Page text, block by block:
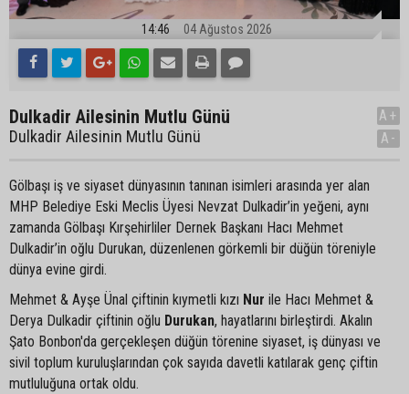
14:46 04 Ağustos 2026
Dulkadir Ailesinin Mutlu Günü
Dulkadir Ailesinin Mutlu Günü
A+
A-
Gölbaşı iş ve siyaset dünyasının tanınan isimleri arasında yer alan
MHP Belediye Eski Meclis Üyesi Nevzat Dulkadir’in yeğeni, aynı
zamanda Gölbaşı Kırşehirliler Dernek Başkanı Hacı Mehmet
Dulkadir’in oğlu Durukan, düzenlenen görkemli bir düğün töreniyle
dünya evine girdi.
Mehmet & Ayşe Ünal çiftinin kıymetli kızı Nur ile Hacı Mehmet &
Derya Dulkadir çiftinin oğlu Durukan, hayatlarını birleştirdi. Akalın
Şato Bonbon'da gerçekleşen düğün törenine siyaset, iş dünyası ve
sivil toplum kuruluşlarından çok sayıda davetli katılarak genç çiftin
mutluluğuna ortak oldu.